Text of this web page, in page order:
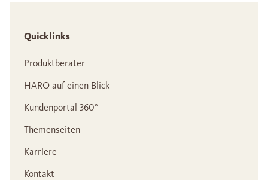
Quicklinks
Produktberater
HARO auf einen Blick
Kundenportal 360°
Themenseiten
Karriere
Kontakt